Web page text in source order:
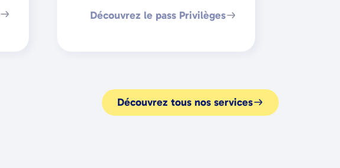
Découvrez le pass Privilèges
Découvrez tous nos services